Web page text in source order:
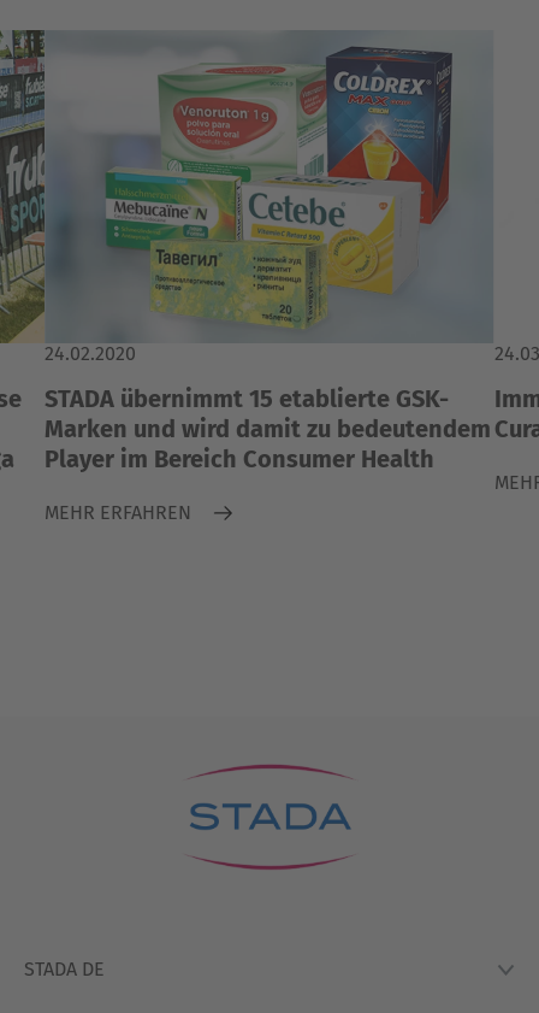
24.02.2020
STADA übernimmt 15 etablierte GSK-
Marken und wird damit zu bedeutendem
Player im Bereich Consumer Health
MEHR ERFAHREN
STADA DE